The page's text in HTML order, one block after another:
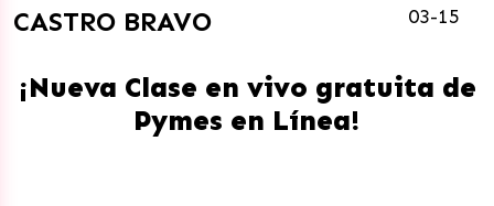
CASTRO BRAVO
03-15
¡Nueva Clase en vivo gratuita de
Pymes en Línea!